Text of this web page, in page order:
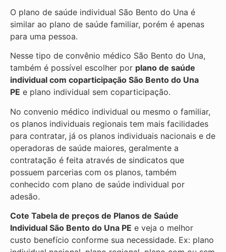
O plano de saúde individual São Bento do Una é
similar ao plano de saúde familiar, porém é apenas
para uma pessoa.
Nesse tipo de convênio médico São Bento do Una,
também é possível escolher por plano de saúde
individual com coparticipação São Bento do Una
PE e plano individual sem coparticipação.
No convenio médico individual ou mesmo o familiar,
os planos individuais regionais tem mais facilidades
para contratar, já os planos individuais nacionais e de
operadoras de saúde maiores, geralmente a
contratação é feita através de sindicatos que
possuem parcerias com os planos, também
conhecido com plano de saúde individual por
adesão.
Cote Tabela de preços de Planos de Saúde
Individual São Bento do Una PE e veja o melhor
custo benefício conforme sua necessidade. Ex: plano